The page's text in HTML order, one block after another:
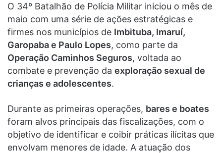
O 34º Batalhão de Polícia Militar iniciou o mês de
maio com uma série de ações estratégicas e
firmes nos municípios de Imbituba, Imaruí,
Garopaba e Paulo Lopes, como parte da
Operação Caminhos Seguros, voltada ao
combate e prevenção da exploração sexual de
crianças e adolescentes.
Durante as primeiras operações, bares e boates
foram alvos principais das fiscalizações, com o
objetivo de identificar e coibir práticas ilícitas que
envolvam menores de idade. A atuação dos